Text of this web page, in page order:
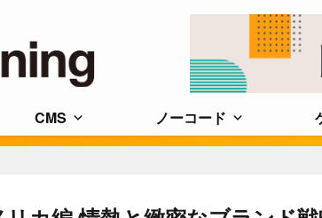
CMS ノーコード